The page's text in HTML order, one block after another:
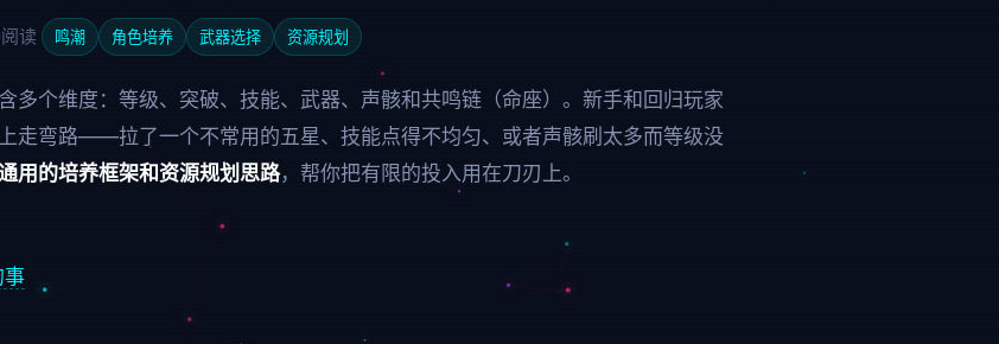
读 鸣潮 角色培养 武器选择 资源规划
多个维度：等级、突破、技能、武器、声骸和共鸣链（命座）。新手和回归玩家
走弯路——拉了一个不常用的五星、技能点得不均匀、或者声骸刷太多而等级没
用的培养框架和资源规划思路，帮你把有限的投入用在刀刃上。
事